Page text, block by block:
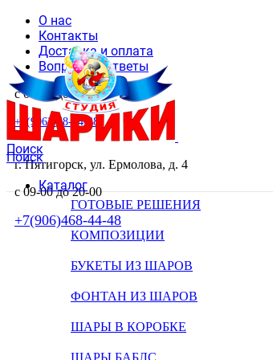
О нас
Контакты
Доставка и оплата
Вопросы и ответы
с 09-00 до 20-00
+7(906)468-44-48
Поиск
г. Пятигорск, ул. Ермолова, д. 4
с 09-00 до 20-00
+7(906)468-44-48
Поиск
Каталог
ГОТОВЫЕ РЕШЕНИЯ
КОМПОЗИЦИИ
БУКЕТЫ ИЗ ШАРОВ
ФОНТАН ИЗ ШАРОВ
ШАРЫ В КОРОБКЕ
ШАРЫ БАБЛС